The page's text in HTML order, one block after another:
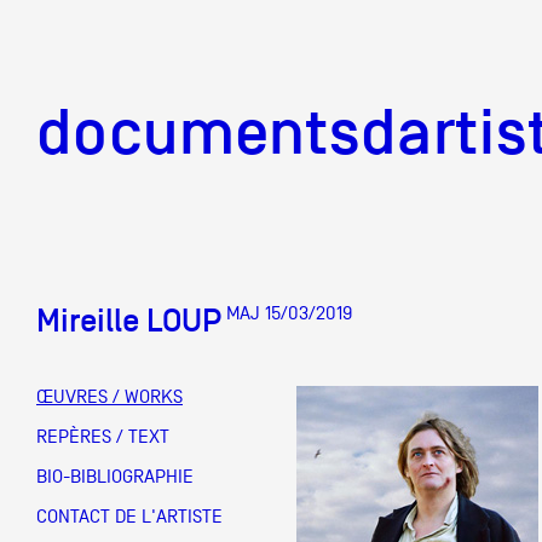
Mission
Équipe
Mireille LOUP MAJ 15/03/2019
ŒUVRES / WORKS
REPÈRES / TEXT
BIO-BIBLIOGRAPHIE
CONTACT DE L'ARTISTE